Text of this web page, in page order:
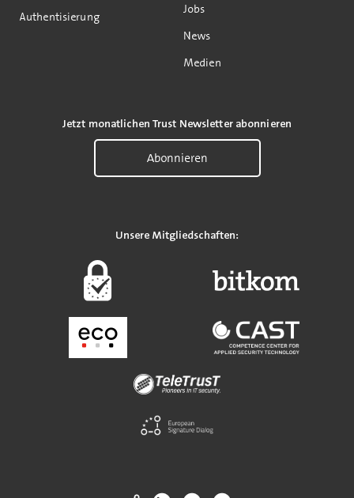
Authentisierung
Jobs
News
Medien
Jetzt monatlichen Trust Newsletter abonnieren
Abonnieren
Unsere Mitgliedschaften: